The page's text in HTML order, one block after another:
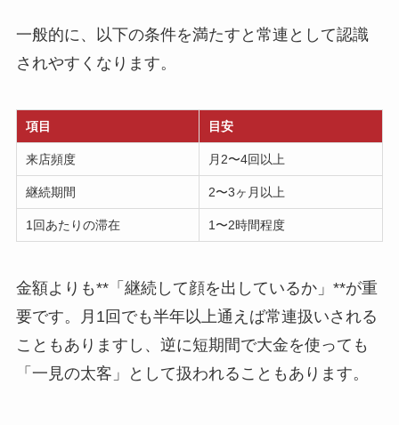
一般的に、以下の条件を満たすと常連として認識
されやすくなります。
項目 目安
来店頻度 月2〜4回以上
継続期間 2〜3ヶ月以上
1回あたりの滞在 1〜2時間程度
金額よりも**「継続して顔を出しているか」**が重
要です。月1回でも半年以上通えば常連扱いされる
こともありますし、逆に短期間で大金を使っても
「一見の太客」として扱われることもあります。